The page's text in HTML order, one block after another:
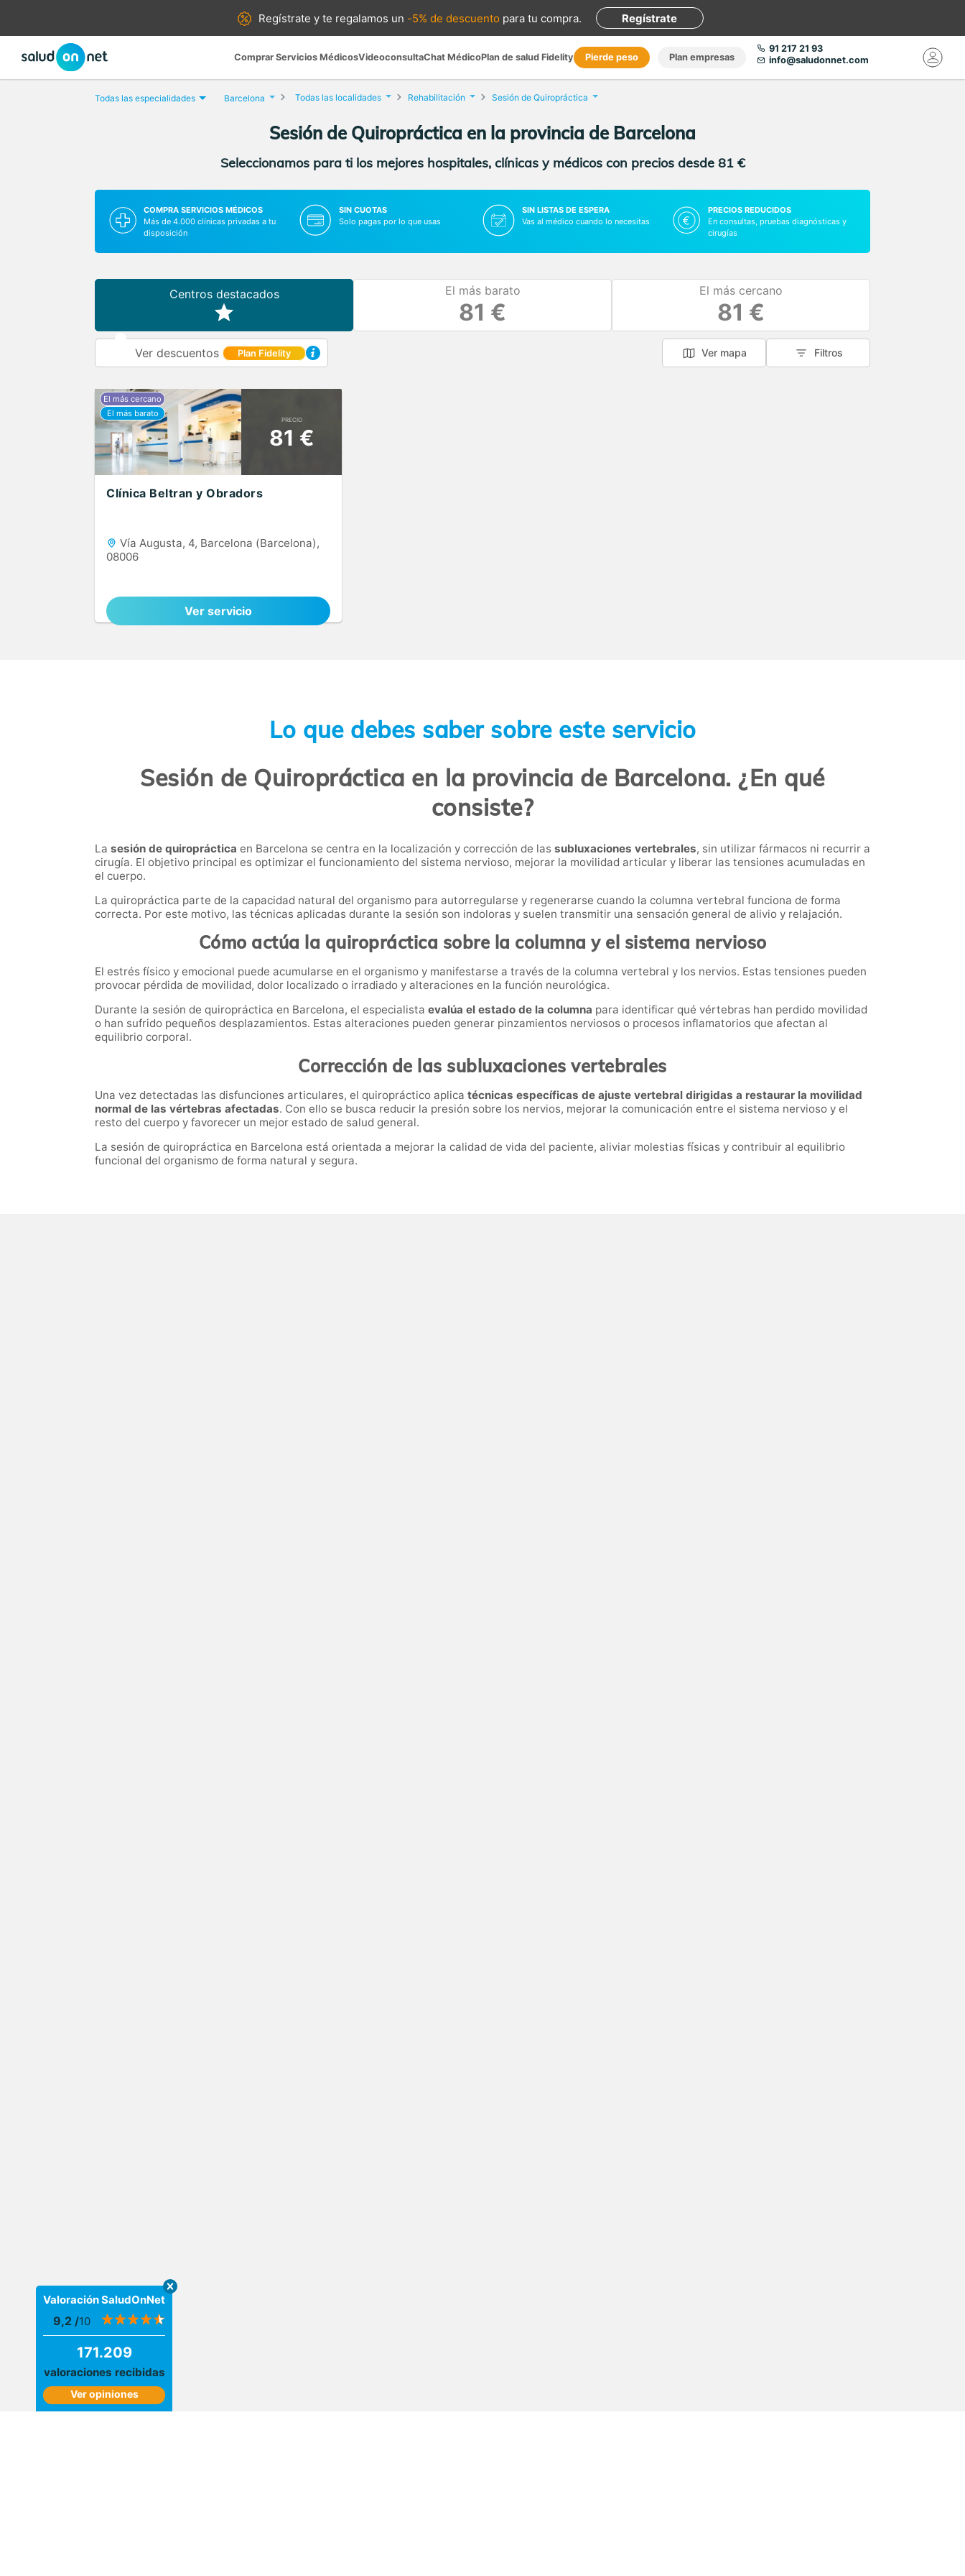
Regístrate yte regalamos un -5% de descuento para tu compra. Regístrate
Comprar Servicios MédicosVideoconsultaChat MédicoPlan de salud Fidelity Pierde peso Plan empresas
91 217 21 93
info@saludonnet.com
Todas las especialidades Barcelona Todas las localidades Rehabilitación Sesión de Quiropráctica
Sesión de Quiropráctica en la provincia de Barcelona
Seleccionamos para ti los mejores hospitales, clínicas y médicos con precios desde 81 €
COMPRA SERVICIOS MÉDICOS
Más de 4.000 clínicas privadas a tu
disposición
SIN CUOTAS
Solo pagas por lo que usas
SIN LISTAS DE ESPERA
Vas al médico cuando lo necesitas
PRECIOS REDUCIDOS
En consultas, pruebas diagnósticas y
cirugías
Centros destacados El más barato
81 €
El más cercano
81 €
Ver descuentos Plan Fidelity Ver mapa Filtros
PRECIO
81 €
Clínica Beltran y Obradors
Vía Augusta, 4, Barcelona (Barcelona),
08006
Ver servicio
Lo que debes saber sobre este servicio
Sesión de Quiropráctica en la provincia de Barcelona. ¿En qué
consiste?
La sesión de quiropráctica en Barcelona se centra en la localización y corrección de las subluxaciones vertebrales, sin utilizar fármacos ni recurrir a
cirugía. El objetivo principal es optimizar el funcionamiento del sistema nervioso, mejorar la movilidad articular y liberar las tensiones acumuladas en
el cuerpo.
La quiropráctica parte de la capacidad natural del organismo para autorregularse y regenerarse cuando la columna vertebral funciona de forma
correcta. Por este motivo, las técnicas aplicadas durante la sesión son indoloras y suelen transmitir una sensación general de alivio y relajación.
Cómo actúa la quiropráctica sobre la columna y el sistema nervioso
El estrés físico y emocional puede acumularse en el organismo y manifestarse a través de la columna vertebral y los nervios. Estas tensiones pueden
provocar pérdida de movilidad, dolor localizado o irradiado y alteraciones en la función neurológica.
Durante la sesión de quiropráctica en Barcelona, el especialista evalúa el estado de la columna para identificar qué vértebras han perdido movilidad
o han sufrido pequeños desplazamientos. Estas alteraciones pueden generar pinzamientos nerviosos o procesos inflamatorios que afectan al
equilibrio corporal.
Corrección de las subluxaciones vertebrales
Una vez detectadas las disfunciones articulares, el quiropráctico aplica técnicas específicas de ajuste vertebral dirigidas a restaurar la movilidad
normal de las vértebras afectadas. Con ello se busca reducir la presión sobre los nervios, mejorar la comunicación entre el sistema nervioso y el
resto del cuerpo y favorecer un mejor estado de salud general.
La sesión de quiropráctica en Barcelona está orientada a mejorar la calidad de vida del paciente, aliviar molestias físicas y contribuir al equilibrio
funcional del organismo de forma natural y segura.
Valoración SaludOnNet
9,2 /10
171.209
valoraciones recibidas
Ver opiniones